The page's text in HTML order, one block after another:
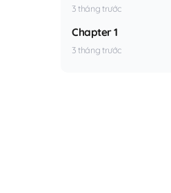
3 tháng trước
Chapter 1
3 tháng trước